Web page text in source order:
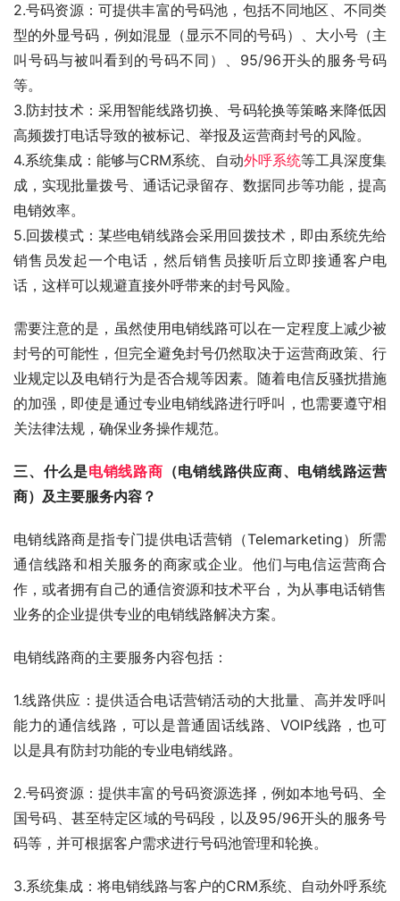
2.号码资源：可提供丰富的号码池，包括不同地区、不同类
型的外显号码，例如混显（显示不同的号码）、大小号（主
叫号码与被叫看到的号码不同）、95/96开头的服务号码
等。
3.防封技术：采用智能线路切换、号码轮换等策略来降低因
高频拨打电话导致的被标记、举报及运营商封号的风险。
4.系统集成：能够与CRM系统、自动外呼系统等工具深度集
成，实现批量拨号、通话记录留存、数据同步等功能，提高
电销效率。
5.回拨模式：某些电销线路会采用回拨技术，即由系统先给
销售员发起一个电话，然后销售员接听后立即接通客户电
话，这样可以规避直接外呼带来的封号风险。
需要注意的是，虽然使用电销线路可以在一定程度上减少被
封号的可能性，但完全避免封号仍然取决于运营商政策、行
业规定以及电销行为是否合规等因素。随着电信反骚扰措施
的加强，即使是通过专业电销线路进行呼叫，也需要遵守相
关法律法规，确保业务操作规范。
三、什么是电销线路商 （电销线路供应商、电销线路运营
商）及主要服务内容？
电销线路商是指专门提供电话营销（Telemarketing）所需
通信线路和相关服务的商家或企业。他们与电信运营商合
作，或者拥有自己的通信资源和技术平台，为从事电话销售
业务的企业提供专业的电销线路解决方案。
电销线路商的主要服务内容包括：
1.线路供应：提供适合电话营销活动的大批量、高并发呼叫
能力的通信线路，可以是普通固话线路、VOIP线路，也可
以是具有防封功能的专业电销线路。
2.号码资源：提供丰富的号码资源选择，例如本地号码、全
国号码、甚至特定区域的号码段，以及95/96开头的服务号
码等，并可根据客户需求进行号码池管理和轮换。
3.系统集成：将电销线路与客户的CRM系统、自动外呼系统